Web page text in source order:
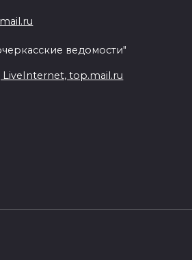
ведомости"
top.mail.ru